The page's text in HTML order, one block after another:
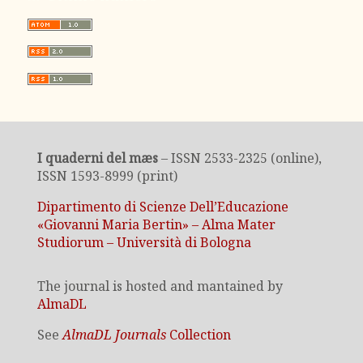
I quaderni del mæs– ISSN 2533-2325 (online),
ISSN 1593-8999 (print)
Dipartimento di Scienze Dell’Educazione
«Giovanni Maria Bertin» – Alma Mater
Studiorum – Università di Bologna
The journal is hosted and mantained by
AlmaDL
SeeAlmaDL JournalsCollection